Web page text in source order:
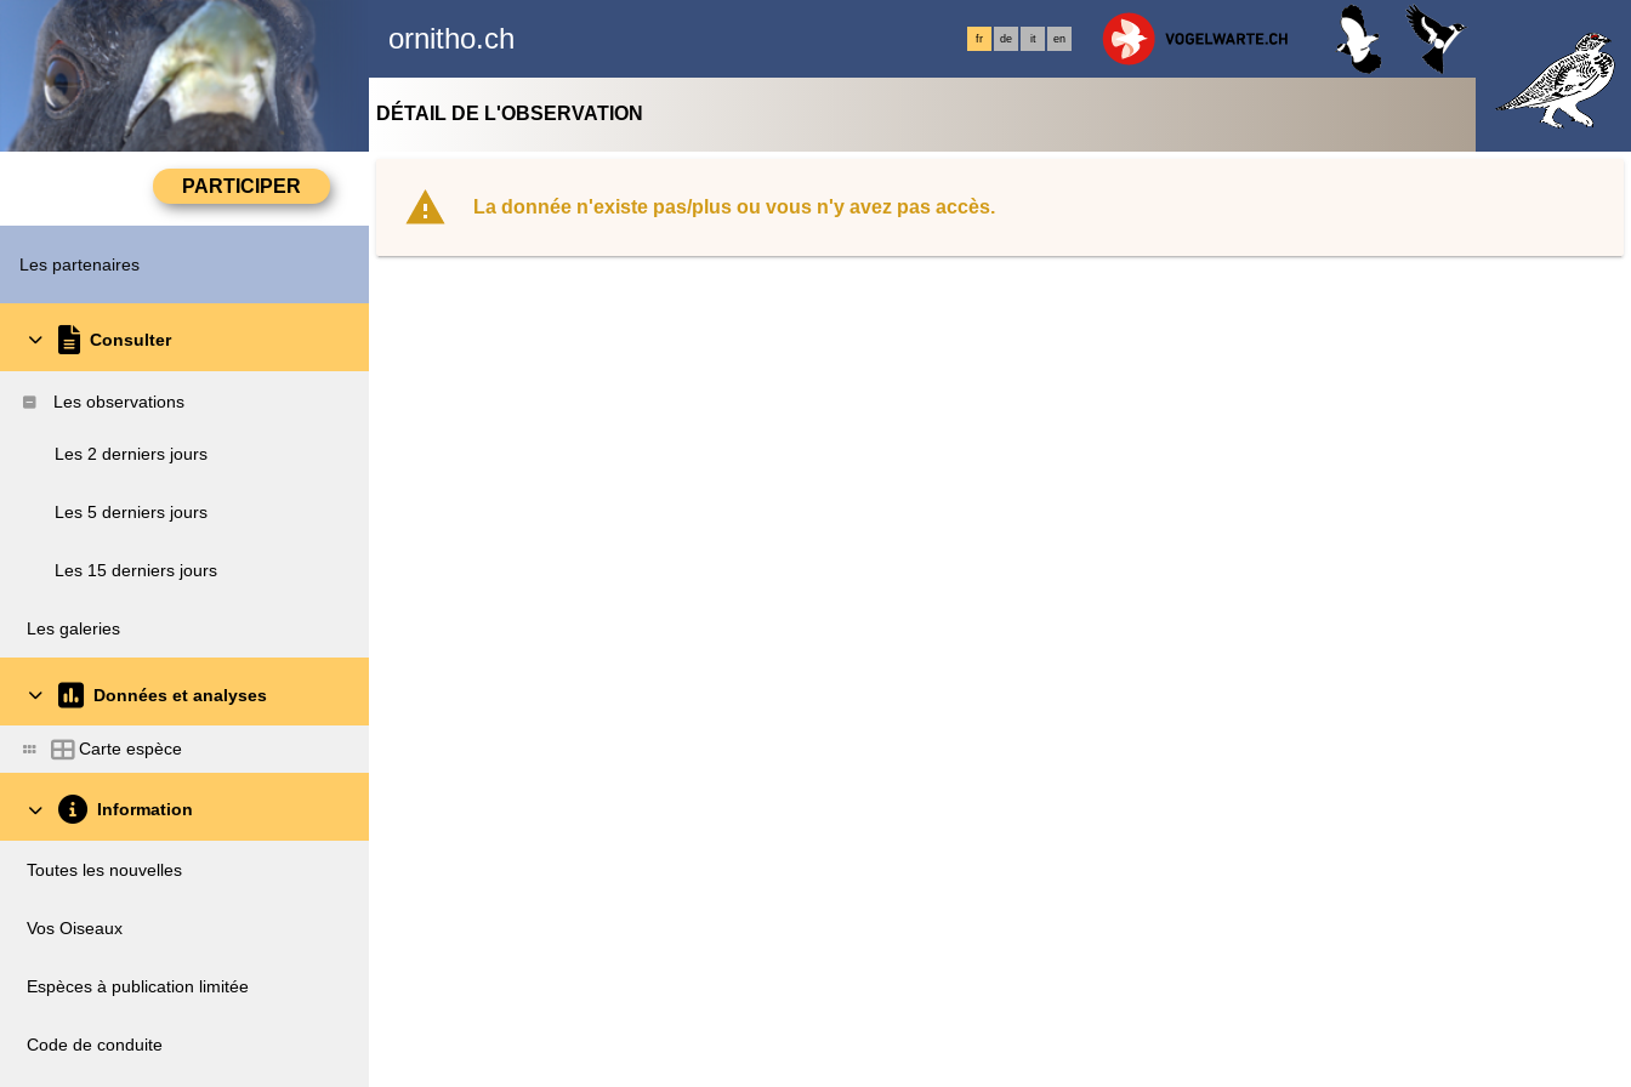
ornitho.ch fr de it en
Les partenaires
Consulter
Les observations
Les 2 derniers jours
Les 5 derniers jours
Les 15 derniers jours
Les galeries
Données et analyses
Carte espèce
Information
Toutes les nouvelles
Vos Oiseaux
Espèces à publication limitée
Code de conduite
DÉTAIL DE L'OBSERVATION
La donnée n'existe pas/plus ou vous n'y avez pas accès.